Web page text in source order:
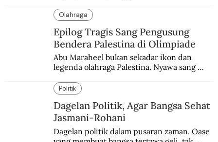
Olahraga
Epilog Tragis Sang Pengusung
Bendera Palestina di Olimpiade
Abu Maraheel bukan sekadar ikon dan
legenda olahraga Palestina. Nyawa sang
memblokade Rafah.
Politik
Dagelan Politik, Agar Bangsa Sehat
Jasmani-Rohani
Dagelan politik dalam pusaran zaman. Oase